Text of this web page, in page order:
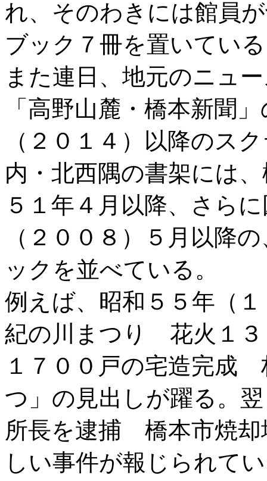
れ、そのわきには館員
ブック７冊を置いてい
また連日、地元のニュ
「高野山麓・橋本新聞
（２０１４）以降のス
内・北西隅の書架には
５１年４月以降、さら
（２００８）５月以降
ックを並べている。
例えば、昭和５５年（
紀の川まつり 花火１３
１７００戸の宅造完成
つ」の見出しが躍る。
所長を逮捕 橋本市焼
しい事件が報じられて